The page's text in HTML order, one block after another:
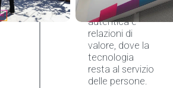
Tra leadership
autentica e
relazioni di
valore, dove la
tecnologia
resta al servizio
delle persone.